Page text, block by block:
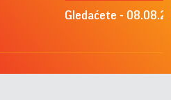
Gledaćete -